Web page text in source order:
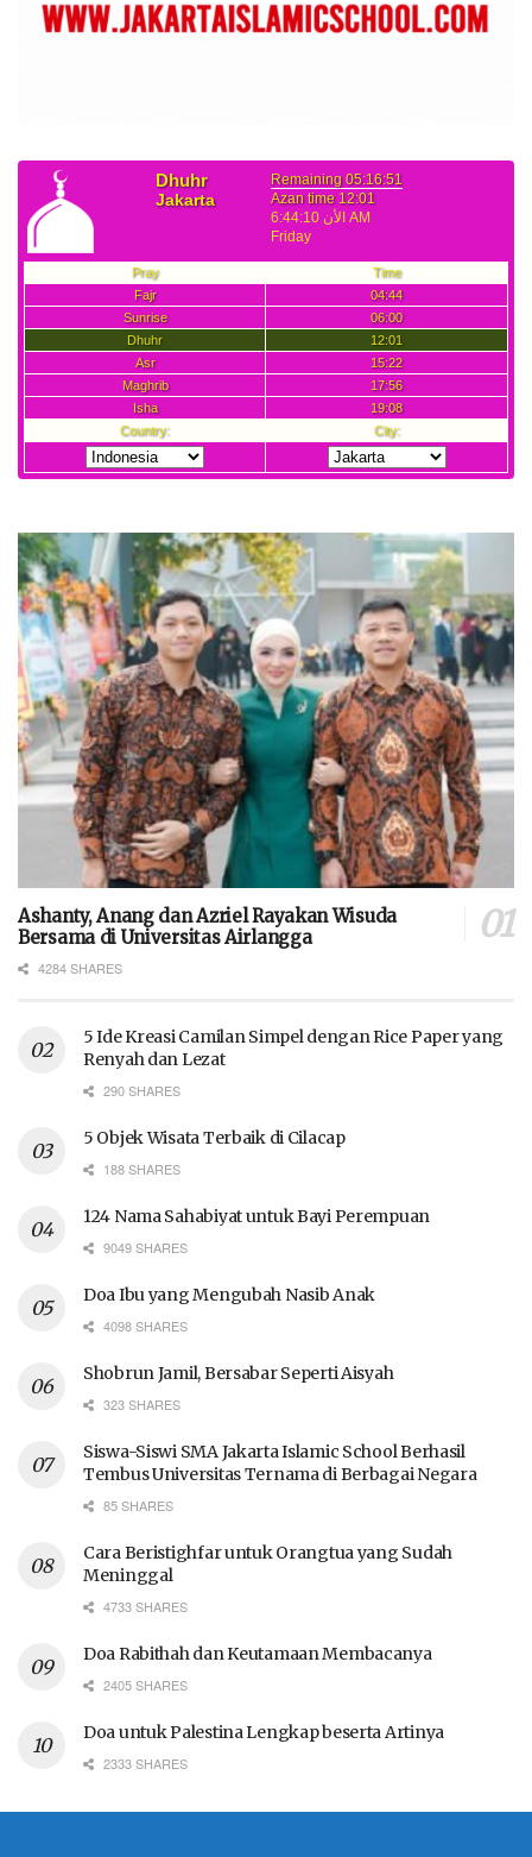
Ashanty, Anang dan Azriel Rayakan Wisuda
Bersama di Universitas Airlangga
4284 SHARES
5 Ide Kreasi Camilan Simpel dengan Rice Paper yang
Renyah dan Lezat
290 SHARES
5 Objek Wisata Terbaik di Cilacap
188 SHARES
124 Nama Sahabiyat untuk Bayi Perempuan
9049 SHARES
Doa Ibu yang Mengubah Nasib Anak
4098 SHARES
Shobrun Jamil, Bersabar Seperti Aisyah
323 SHARES
Siswa-Siswi SMA Jakarta Islamic School Berhasil
Tembus Universitas Ternama di Berbagai Negara
85 SHARES
Cara Beristighfar untuk Orangtua yang Sudah
Meninggal
4733 SHARES
Doa Rabithah dan Keutamaan Membacanya
2405 SHARES
Doa untuk Palestina Lengkap beserta Artinya
2333 SHARES